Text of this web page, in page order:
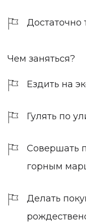
Достаточно
Чем заняться?
Ездить на
Гулять по
Совершать
горным
Делать